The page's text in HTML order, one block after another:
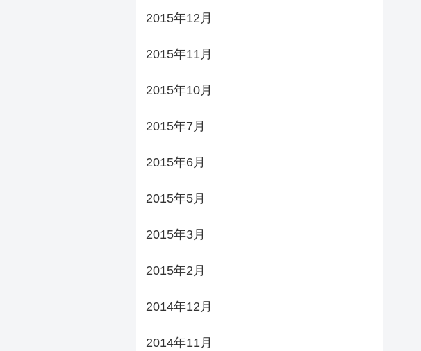
2015年12月
2015年11月
2015年10月
2015年7月
2015年6月
2015年5月
2015年3月
2015年2月
2014年12月
2014年11月